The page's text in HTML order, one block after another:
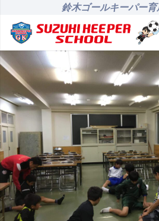
鈴木ゴールキーパー